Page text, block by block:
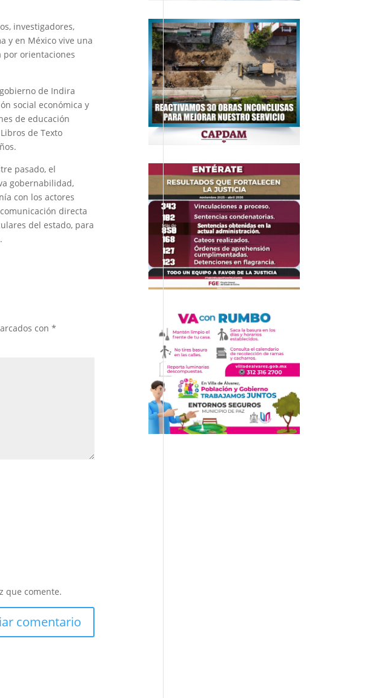
investigadores,
y en México vive una
por orientaciones
de Indira
social económica y
de educación
de Texto
pasado, el
gobernabilidad,
con los actores
directa
del estado, para
con*
que comente.